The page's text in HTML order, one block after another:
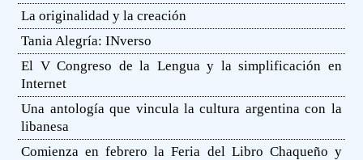
La originalidad y la creación
Tania Alegría: INverso
El V Congreso de la Lengua y la simplificación en
Internet
Una antología que vincula la cultura argentina con la
libanesa
Comienza en febrero la Feria del Libro Chaqueño y